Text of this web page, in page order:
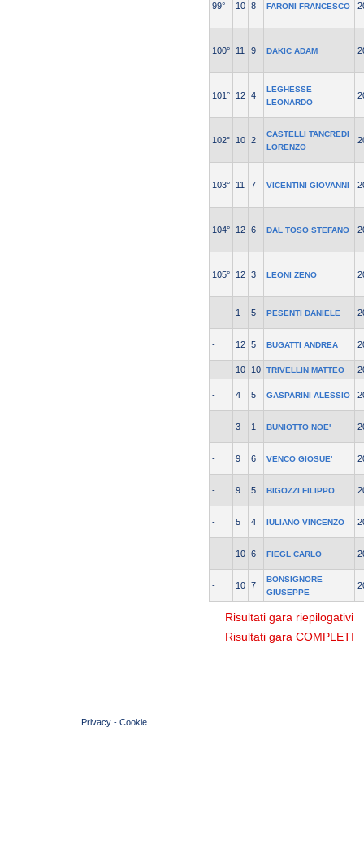
99° 10 8 FARONI FRANCESCO
100° 11 9 DAKIC ADAM
101° 12 4
LEGHESSE
LEONARDO
102° 10 2
CASTELLI TANCREDI
LORENZO
103° 11 7 VICENTINI GIOVANNI
104° 12 6 DAL TOSO STEFANO
105° 12 3 LEONI ZENO
- 1 5 PESENTI DANIELE
- 12 5 BUGATTI ANDREA
- 10 10 TRIVELLIN MATTEO
- 4 5 GASPARINI ALESSIO
- 3 1 BUNIOTTO NOE'
- 9 6 VENCO GIOSUE'
- 9 5 BIGOZZI FILIPPO
- 5 4 IULIANO VINCENZO
- 10 6 FIEGL CARLO
- 10 7
BONSIGNORE
GIUSEPPE
Risultati gara riepilogativi
Risultati gara COMPLETI
Privacy - Cookie